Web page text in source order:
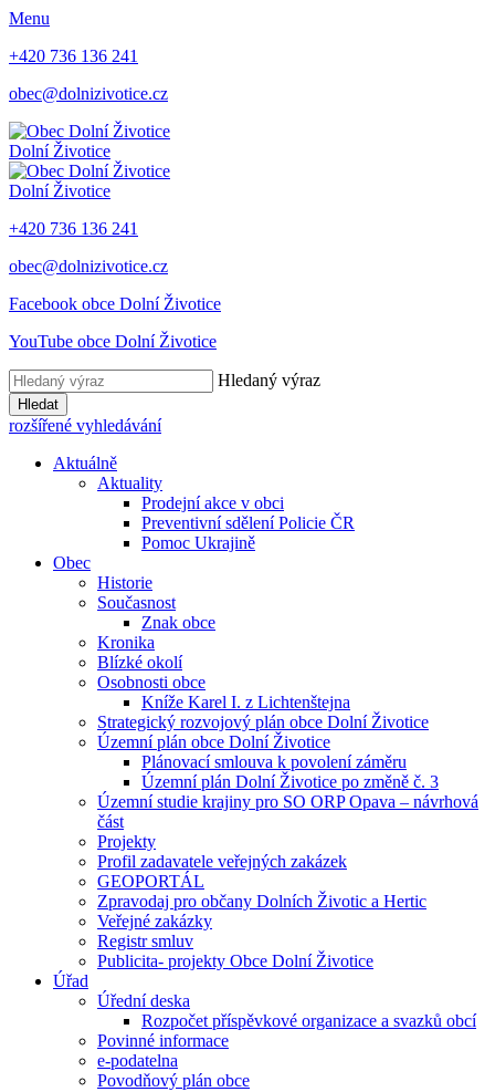
Menu
+420 736 136 241
obec@dolnizivotice.cz
Dolní Životice
Dolní Životice
+420 736 136 241
obec@dolnizivotice.cz
Facebook obce Dolní Životice
YouTube obce Dolní Životice
Hledaný výraz
Hledat
rozšířené vyhledávání
Aktuálně
Aktuality
Prodejní akce v obci
Preventivní sdělení Policie ČR
Pomoc Ukrajině
Obec
Historie
Současnost
Znak obce
Kronika
Blízké okolí
Osobnosti obce
Kníže Karel I. z Lichtenštejna
Strategický rozvojový plán obce Dolní Životice
Územní plán obce Dolní Životice
Plánovací smlouva k povolení záměru
Územní plán Dolní Životice po změně č. 3
Územní studie krajiny pro SO ORP Opava – návrhová
část
Projekty
Profil zadavatele veřejných zakázek
GEOPORTÁL
Zpravodaj pro občany Dolních Životic a Hertic
Veřejné zakázky
Registr smluv
Publicita- projekty Obce Dolní Životice
Úřad
Úřední deska
Rozpočet příspěvkové organizace a svazků obcí
Povinné informace
e-podatelna
Povodňový plán obce